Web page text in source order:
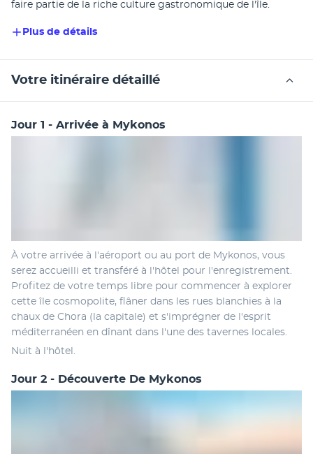
faire partie de la riche culture gastronomique de l'île.
Plus de détails
Votre itinéraire détaillé
Jour 1 - Arrivée à Mykonos
À votre arrivée à l'aéroport ou au port de Mykonos, vous
serez accueilli et transféré à l'hôtel pour l'enregistrement.
Profitez de votre temps libre pour commencer à explorer
cette île cosmopolite, flâner dans les rues blanchies à la
chaux de Chora (la capitale) et s'imprégner de l'esprit
méditerranéen en dînant dans l'une des tavernes locales.
Nuit à l'hôtel.
Jour 2 - Découverte De Mykonos